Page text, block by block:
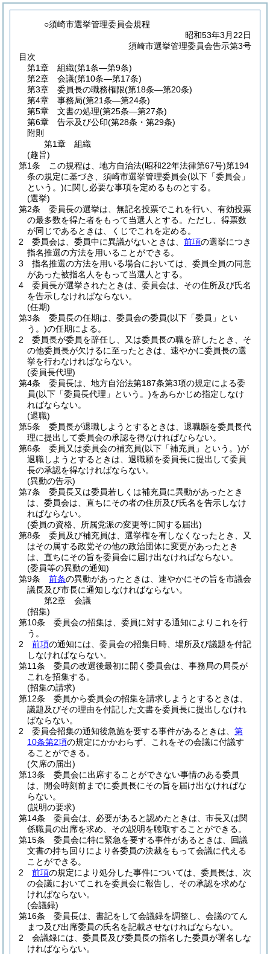
○須崎市選挙管理委員会規程
昭和53年3月22日
須崎市選挙管理委員会告示第3号
目次
第1章
組織(第1条―第9条)
第2章
会議(第10条―第17条)
第3章
委員長の職務権限(第18条―第20条)
第4章
事務局(第21条―第24条)
第5章
文書の処理(第25条―第27条)
第6章
告示及び公印(第28条・第29条)
附則
第1章
組織
(趣旨)
第1条
この規程は、地方自治法(昭和22年法律第67号)第194
条の規定に基づき、須崎市選挙管理委員会(以下「委員会」
という。)に関し必要な事項を定めるものとする。
(選挙)
第2条
委員長の選挙は、無記名投票でこれを行い、有効投票
の最多数を得た者をもって当選人とする。 ただし、得票数
が同じであるときは、くじでこれを定める。
2
委員会は、委員中に異議がないときは、 前項の選挙につき
指名推選の方法を用いることができる。
3
指名推選の方法を用いる場合においては、委員全員の同意
があった被指名人をもって当選人とする。
4
委員長が選挙されたときは、委員会は、その住所及び氏名
を告示しなければならない。
(任期)
第3条
委員長の任期は、委員会の委員(以下「委員」とい
う。)の任期による。
2
委員長が委員を辞任し、又は委員長の職を辞したとき、そ
の他委員長が欠けるに至ったときは、速やかに委員長の選
挙を行わなければならない。
(委員長代理)
第4条
委員長は、地方自治法第187条第3項の規定による委
員(以下「委員長代理」という。)をあらかじめ指定しなけ
ればならない。
(退職)
第5条
委員長が退職しようとするときは、退職願を委員長代
理に提出して委員会の承認を得なければならない。
第6条
委員又は委員会の補充員(以下「補充員」という。)が
退職しようとするときは、退職願を委員長に提出して委員
長の承認を得なければならない。
(異動の告示)
第7条
委員長又は委員若しくは補充員に異動があったとき
は、委員会は、直ちにその者の住所及び氏名を告示しなけ
ればならない。
(委員の資格、所属党派の変更等に関する届出)
第8条
委員及び補充員は、選挙権を有しなくなったとき、又
はその属する政党その他の政治団体に変更があったとき
は、直ちにその旨を委員会に届け出なければならない。
(委員等の異動の通知)
第9条
前条の異動があったときは、速やかにその旨を市議会
議長及び市長に通知しなければならない。
第2章
会議
(招集)
第10条
委員会の招集は、委員に対する通知によりこれを行
う。
2
前項の通知には、委員会の招集日時、場所及び議題を付記
しなければならない。
第11条
委員の改選後最初に開く委員会は、事務局の局長が
これを招集する。
(招集の請求)
第12条
委員から委員会の招集を請求しようとするときは、
議題及びその理由を付記した文書を委員長に提出しなけれ
ばならない。
2
委員会招集の通知後急施を要する事件があるときは、 第
10条第2項の規定にかかわらず、これをその会議に付議す
ることができる。
(欠席の届出)
第13条
委員会に出席することができない事情のある委員
は、開会時刻前までに委員長にその旨を届け出なければな
らない。
(説明の要求)
第14条
委員会は、必要があると認めたときは、市長又は関
係職員の出席を求め、その説明を聴取することができる。
第15条
委員会に特に緊急を要する事件があるときは、回議
文書の持ち回りにより各委員の決裁をもって会議に代える
ことができる。
2
前項の規定により処分した事件については、委員長は、次
の会議においてこれを委員会に報告し、その承認を求めな
ければならない。
(会議録)
第16条
委員長は、書記をして会議録を調整し、会議のてん
まつ及び出席委員の氏名を記載させなければならない。
2
会議録には、委員長及び委員長の指名した委員が署名しな
ければならない。